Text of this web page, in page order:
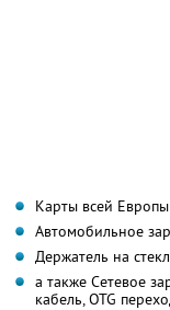
Карты всей
Автомобильное
Держатель на
а также Сетевое
кабель, OTG